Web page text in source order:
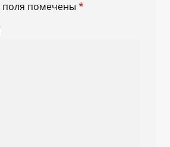
поля помечены *